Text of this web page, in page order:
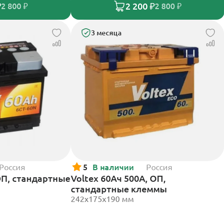
2 800 ₽ 2 200 ₽2 800 ₽
Россия
стандартные
3 месяца
5 В наличии Россия
Voltex 60Ач 500А, ОП,
стандартные клеммы
242х175х190 мм